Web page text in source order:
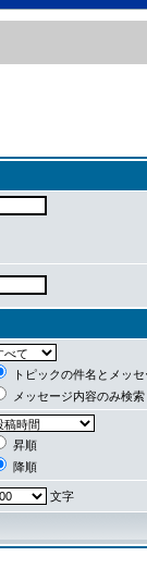
トピックの件名とメッ
メッセージ内容のみ検索
昇順
降順
文字